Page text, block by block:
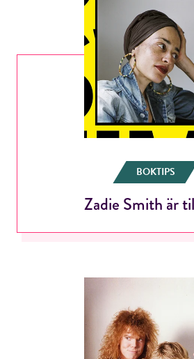
BOKTIPS
Zadie Smith är